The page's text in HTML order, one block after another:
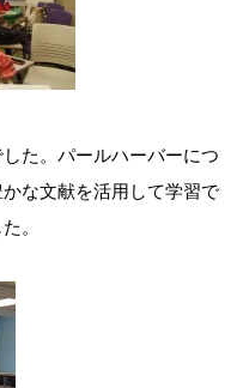
た。パールハーバーにつ
な文献を活用して学習で
。